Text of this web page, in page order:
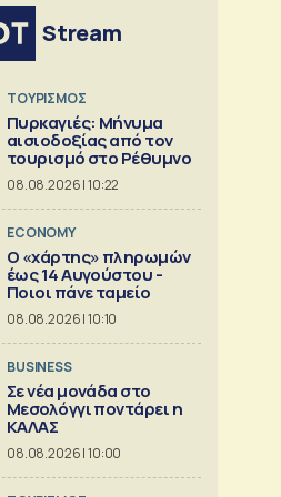
Stream
ΤΟΥΡΙΣΜΟΣ
Πυρκαγιές: Μήνυμα
αισιοδοξίας από τον
τουρισμό στο Ρέθυμνο
08.08.2026 | 10:22
ECONOMY
Ο «χάρτης» πληρωμών
έως 14 Αυγούστου -
Ποιοι πάνε ταμείο
08.08.2026 | 10:10
BUSINESS
Σε νέα μονάδα στο
Μεσολόγγι ποντάρει η
ΚΑΛΑΣ
08.08.2026 | 10:00